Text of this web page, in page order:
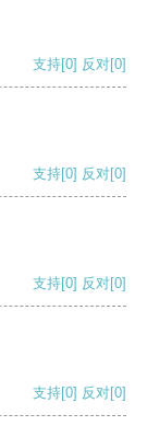
支持[0] 反对[0]
支持[0] 反对[0]
支持[0] 反对[0]
支持[0] 反对[0]